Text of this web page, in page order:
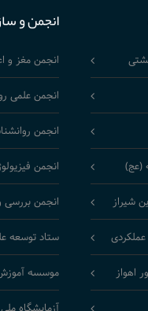
(عج)
شیراز
اهواز
انجمن و
انجمن مغز و
انجمن علمی
انجمن
انجمن
انجمن بررسی
ستاد توسعه
موسسه
آزمایشگاه